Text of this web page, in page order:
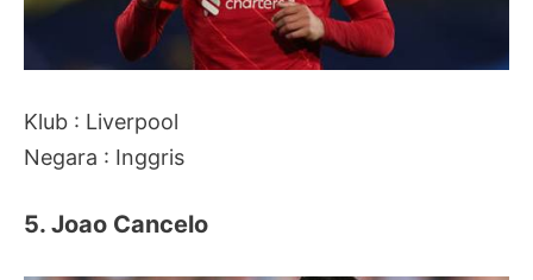
Klub : Liverpool
Negara : Inggris
5. Joao Cancelo